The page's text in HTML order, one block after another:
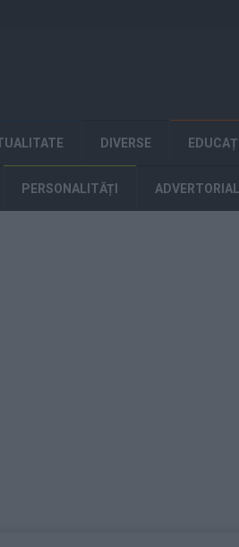
DIVERSE
PERSONALITĂȚI ADVERTORIAL